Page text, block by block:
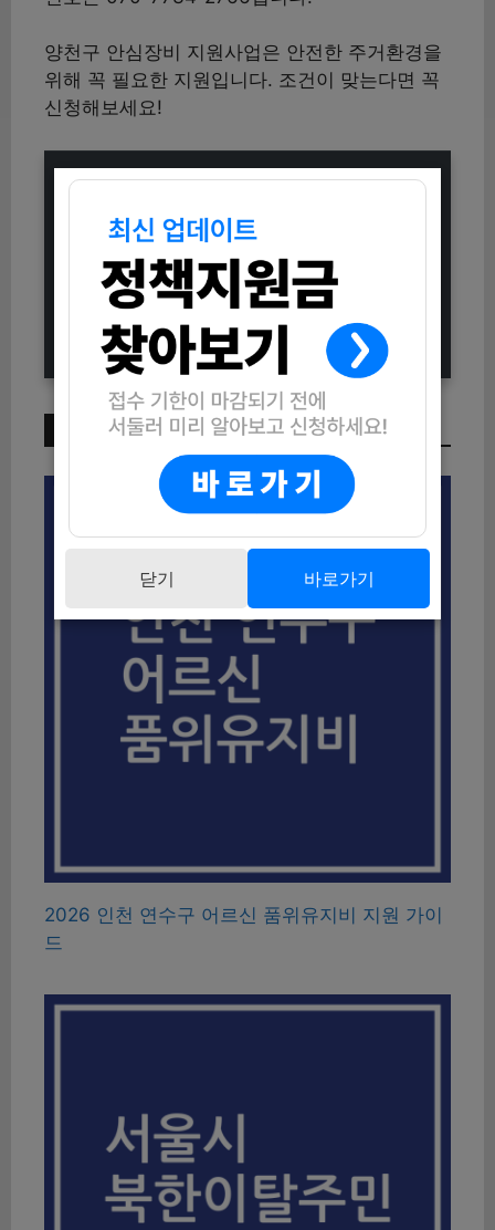
양천구 안심장비 지원사업은 안전한 주거환경을
위해 꼭 필요한 지원입니다. 조건이 맞는다면 꼭
신청해보세요!
2025 양천 청년 일자리카페 8월 프
로그램 참여자 모집 (신청방법과 자격
조건 총정리)
학설명회 참여자 모집 안내
이번 주 인기 글
2026 인천 연수구 어르신 품위유지비 지원 가이
드
닫기 바로가기